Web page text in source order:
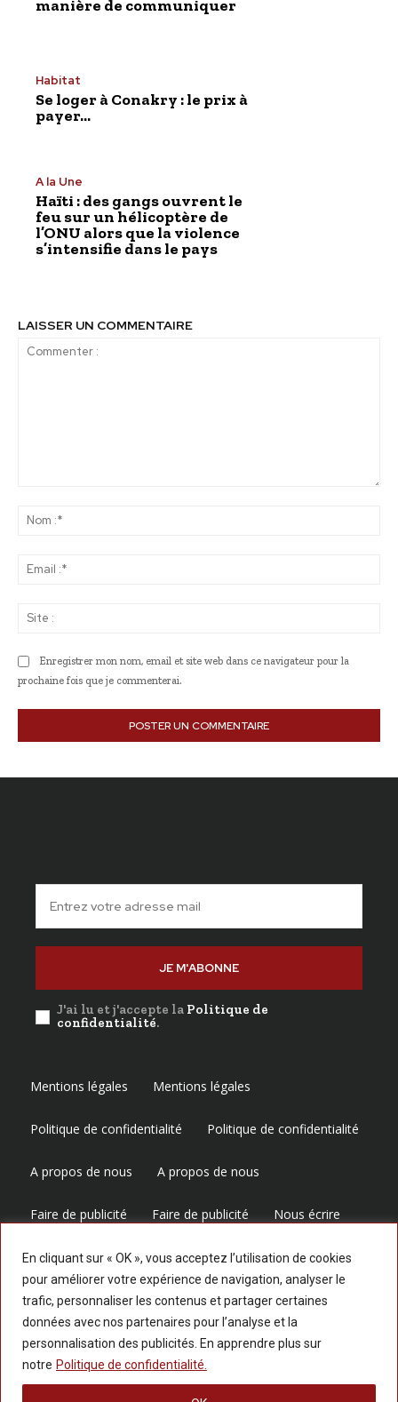
En cliquant sur « OK », vous acceptez l’utilisation de cookies
pour améliorer votre expérience de navigation, analyser le
trafic, personnaliser les contenus et partager certaines
données avec nos partenaires pour l’analyse et la
personnalisation des publicités. En apprendre plus sur
notre Politique de confidentialité.
manière de communiquer
Habitat
Se loger à Conakry : le prix à
payer…
A la Une
Haïti : des gangs ouvrent le
feu sur un hélicoptère de
l’ONU alors que la violence
s’intensifie dans le pays
LAISSER UN COMMENTAIRE
Enregistrer mon nom, email et site web dans ce navigateur pour la
prochaine fois que je commenterai.
JE M'ABONNE
J'ai lu et j'accepte la Politique de
confidentialité.
Mentions légales Mentions légales
Politique de confidentialité Politique de confidentialité
A propos de nous A propos de nous
Faire de publicité Faire de publicité Nous écrire
Nous écrire
Suivez-nous